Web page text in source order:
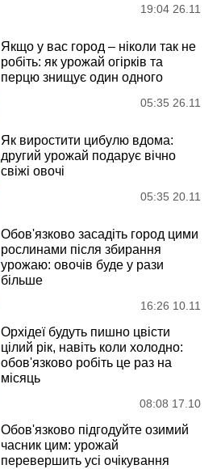
19:04 26.11
Якщо у вас город – ніколи так не
робіть: як урожай огірків та
перцю знищує один одного
05:35 26.11
Як виростити цибулю вдома:
другий урожай подарує вічно
свіжі овочі
05:35 20.11
Обов'язково засадіть город цими
рослинами після збирання
урожаю: овочів буде у рази
більше
16:26 10.11
Орхідеї будуть пишно цвісти
цілий рік, навіть коли холодно:
обов'язково робіть це раз на
місяць
08:08 17.10
Обов'язково підгодуйте озимий
часник цим: урожай
перевершить усі очікування